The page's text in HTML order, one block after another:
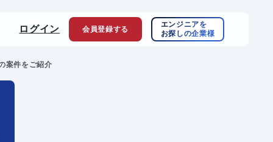
ログイン 会員登録する
エンジニアを
お探しの企業様
案件をご紹介